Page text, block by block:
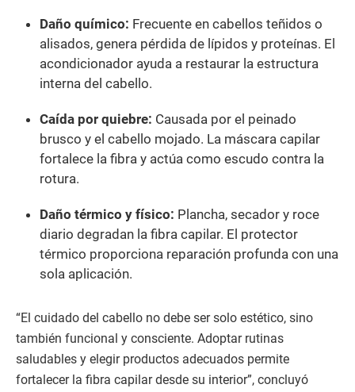
Daño químico: Frecuente en cabellos teñidos o
alisados, genera pérdida de lípidos y proteínas. El
acondicionador ayuda a restaurar la estructura
interna del cabello.
Caída por quiebre: Causada por el peinado
brusco y el cabello mojado. La máscara capilar
fortalece la fibra y actúa como escudo contra la
rotura.
Daño térmico y físico: Plancha, secador y roce
diario degradan la fibra capilar. El protector
térmico proporciona reparación profunda con una
sola aplicación.
“El cuidado del cabello no debe ser solo estético, sino
también funcional y consciente. Adoptar rutinas
saludables y elegir productos adecuados permite
fortalecer la fibra capilar desde su interior”, concluyó